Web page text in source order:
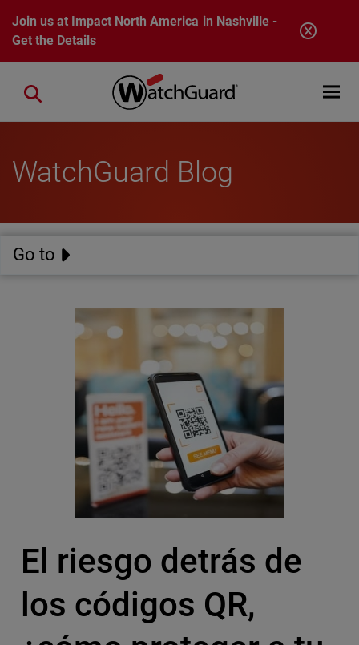
Skip to main content
Join us at Impact North America in Nashville -
Get the Details
Open
Close search
WatchGuard Blog
Go to
El riesgo detrás de
los códigos QR,